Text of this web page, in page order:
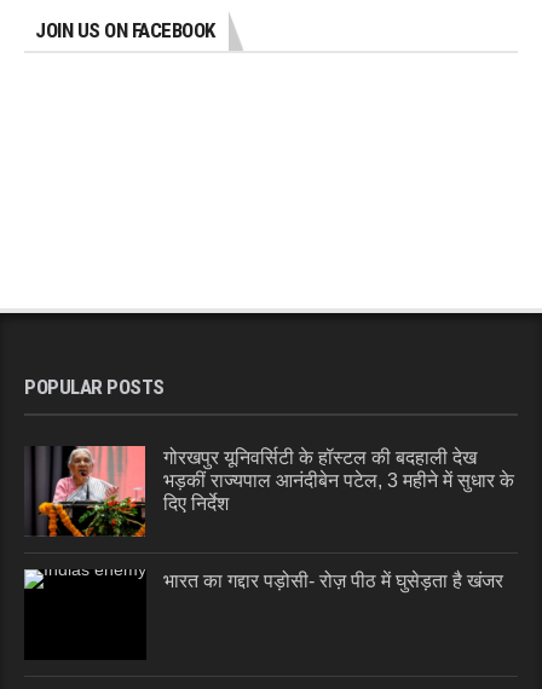
JOIN US ON FACEBOOK
POPULAR POSTS
गोरखपुर यूनिवर्सिटी के हॉस्टल की बदहाली देख
भड़कीं राज्यपाल आनंदीबेन पटेल, 3 महीने में सुधार के
दिए निर्देश
भारत का गद्दार पड़ोसी- रोज़ पीठ में घुसेड़ता है खंजर